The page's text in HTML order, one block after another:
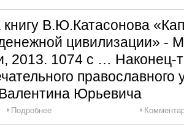
книгу В.Ю.Катасонова
цивилизации» -
2013. 1074 с … Наконец-
православного
Юрьевича
Подробнее